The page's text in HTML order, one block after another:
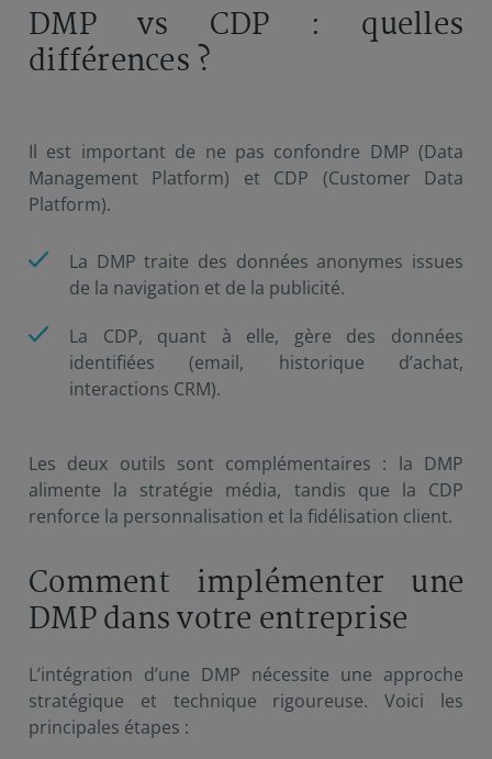
DMP vs CDP : quelles
différences ?
Il est important de ne pas confondre DMP (Data
Management Platform) et CDP (Customer Data
Platform).
La DMP traite des données anonymes issues
de la navigation et de la publicité.
La CDP, quant à elle, gère des données
identifiées (email, historique d’achat,
interactions CRM).
Les deux outils sont complémentaires : la DMP
alimente la stratégie média, tandis que la CDP
renforce la personnalisation et la fidélisation client.
Comment implémenter une
DMP dans votre entreprise
L’intégration d’une DMP nécessite une approche
stratégique et technique rigoureuse. Voici les
principales étapes :